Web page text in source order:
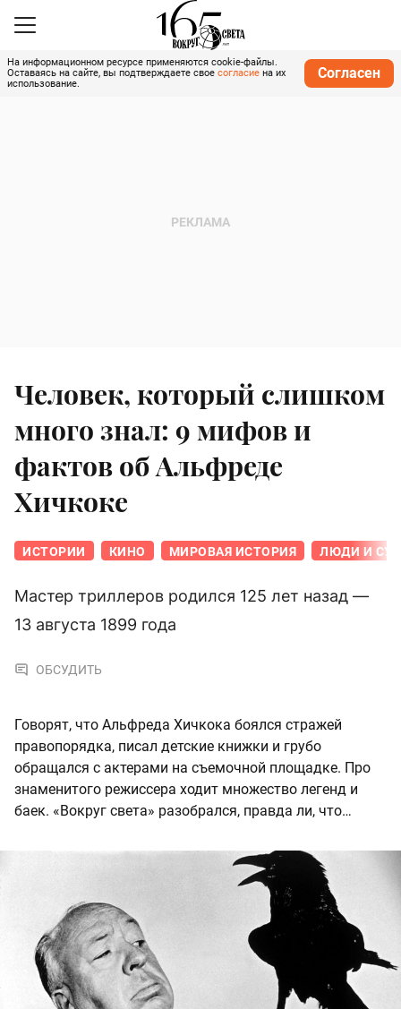
На информационном ресурсе применяются cookie-файлы.
Оставаясь на сайте, вы подтверждаете свое согласие на их
использование.
Согласен
Человек, который слишком
много знал: 9 мифов и
фактов об Альфреде
Хичкоке
ИСТОРИИ КИНО МИРОВАЯ ИСТОРИЯ ЛЮДИ И
Мастер триллеров родился 125 лет назад —
13 августа 1899 года
ОБСУДИТЬ
Говорят, что Альфреда Хичкока боялся стражей
правопорядка, писал детские книжки и грубо
обращался с актерами на съемочной площадке. Про
знаменитого режиссера ходит множество легенд и
баек. «Вокруг света» разобрался, правда ли, что…